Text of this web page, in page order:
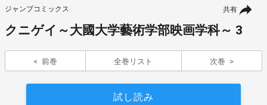
共有
ジャンプコミックス
クニゲイ～大國大学藝術学部映画学科～ 3
前巻 全巻リスト 次巻
試し読み